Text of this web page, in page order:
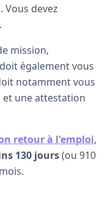
. Vous devez
mission,
également vous
notamment vous
et une attestation
retour à l'emploi,
130 jours(ou 910